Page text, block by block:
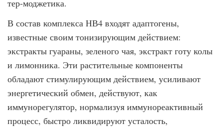
тер-моджетика.
В состав комплекса НВ4 входят адаптогены,
известные своим тонизирующим дейс­твием:
экстракты гуараны, зеленого чая, экстракт готу колы
и лимонника. Эти расти­тельные компоненты
обладают стимулирующим действием, усиливают
энергетичес­кий обмен, действуют, как
иммунорегулятор, нормализуя иммунореактивный
процесс, быстро ликвидируют усталость,